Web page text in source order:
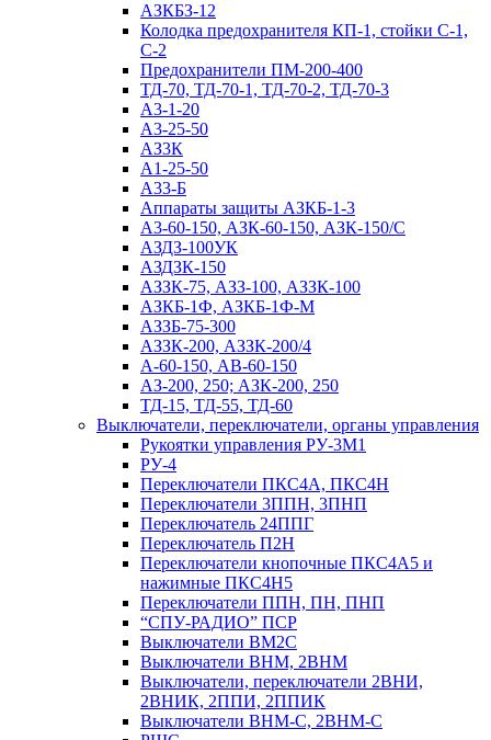
АЗКБЗ-12
Колодка предохранителя КП-1, стойки С-1,
С-2
Предохранители ПМ-200-400
ТД-70, ТД-70-1, ТД-70-2, ТД-70-3
А3-1-20
А3-25-50
АЗ3К
А1-25-50
А33-Б
Аппараты защиты АЗКБ-1-3
А3-60-150, АЗК-60-150, АЗК-150/С
АЗДЗ-100УК
АЗДЗК-150
АЗЗК-75, АЗЗ-100, АЗЗК-100
АЗКБ-1Ф, АЗКБ-1Ф-М
АЗЗБ-75-300
АЗЗК-200, АЗЗК-200/4
А-60-150, АВ-60-150
АЗ-200, 250; АЗК-200, 250
ТД-15, ТД-55, ТД-60
Выключатели, переключатели, органы управления
Рукоятки управления РУ-3М1
РУ-4
Переключатели ПКС4А, ПКС4Н
Переключатели 3ППН, 3ПНП
Переключатель 24ППГ
Переключатель П2Н
Переключатели кнопочные ПКС4А5 и
нажимные ПКС4Н5
Переключатели ППН, ПН, ПНП
“СПУ-РАДИО” ПСР
Выключатели ВМ2С
Выключатели ВНМ, 2ВНМ
Выключатели, переключатели 2ВНИ,
2ВНИК, 2ППИ, 2ППИК
Выключатели ВНМ-С, 2ВНМ-С